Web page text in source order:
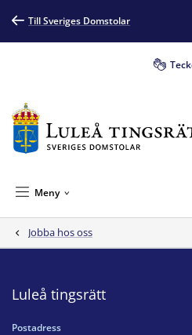
Till Sveriges Domstolar
Meny
Jobba hos oss
Luleå tingsrätt
Postadress